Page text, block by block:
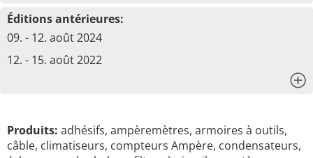
Éditions antérieures:
09. - 12. août 2024
12. - 15. août 2022
Produits: adhésifs, ampèremètres, armoires à outils,
câble, climatiseurs, compteurs Ampère, condensateurs,